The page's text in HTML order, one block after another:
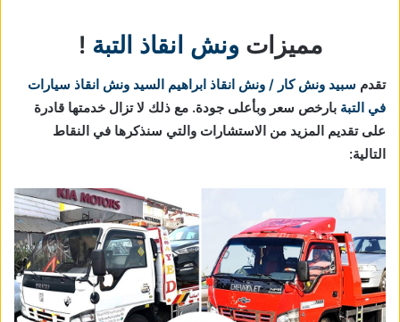
مميزات ونش انقاذ التبة !
تقدم سبيد ونش كار / ونش انقاذ ابراهيم السيد ونش انقاذ سيارات
في التبة بارخص سعر وبأعلى جودة. مع ذلك لا تزال خدمتها قادرة
على تقديم المزيد من الاستشارات والتي سنذكرها في النقاط
التالية: